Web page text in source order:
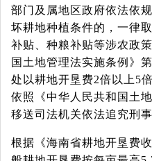
部门及属地区政府依法依
坏耕地种植条件的，一律
补贴、种粮补贴等涉农政
国土地管理法实施条例》
处以耕地开垦费2倍以上5
依照《中华人民共和国土
移送司法机关依法追究刑事
根据《海南省耕地开垦费